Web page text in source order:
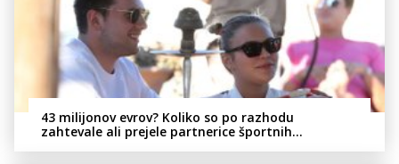
43 milijonov evrov? Koliko so po razhodu
zahtevale ali prejele partnerice športnih